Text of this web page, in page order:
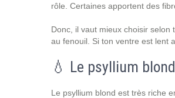
rôle. Certaines apportent des
Donc, il vaut mieux choisir selon
au fenouil. Si ton ventre est lent
💧 Le psyllium
Le psyllium blond est très riche